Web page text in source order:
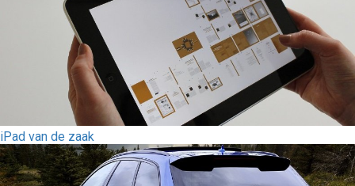
iPad van de zaak